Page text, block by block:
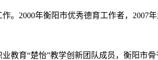
2000年衡阳市优秀德育工作者，2007
教育“楚怡”教学创新团队成员，衡阳市